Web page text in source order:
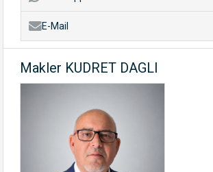
E-Mail
Makler KUDRET DAGLI